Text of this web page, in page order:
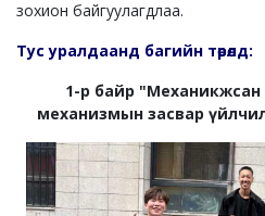
зохион байгуулагдлаа.
Тус уралдаанд багийн төрөлд:
1-р байр "Механикжсан
механизмын засвар